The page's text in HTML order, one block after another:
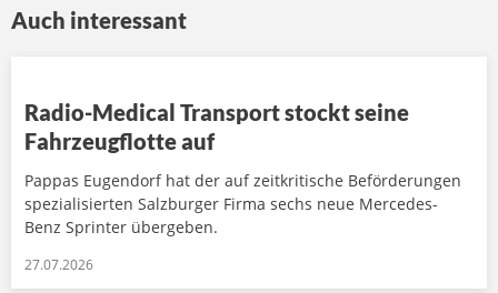
Auch interessant
Radio-Medical Transport stockt seine
Fahrzeugflotte auf
Pappas Eugendorf hat der auf zeitkritische Beförderungen
spezialisierten Salzburger Firma sechs neue Mercedes-
Benz Sprinter übergeben.
27.07.2026